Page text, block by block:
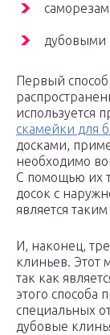
дубовыми
Первый способ
используется
скамейки для
досками,
необходимо
С помощью их
досок с
является
И, наконец,
клиньев. Этот
так как
этого способа
специальных
дубовые